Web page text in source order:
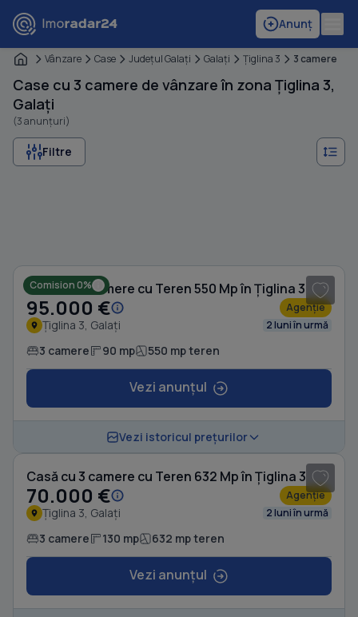
Anunț
Vânzare Case Judeţul Galaţi Galaţi Ţiglina 3 3 camere
Case cu 3 camere de vânzare în zona Țiglina 3,
Galați
(3 anunțuri)
Filtre
Comision 0%
Casă cu 3 camere cu Teren 550 Mp în Țiglina 3
95.000 € Agenție
Țiglina 3, Galați 2 luni în urmă
3 camere 90 mp 550 mp teren
Vezi anunțul
Vezi istoricul prețurilor
Casă cu 3 camere cu Teren 632 Mp în Țiglina 3
70.000 € Agenție
Țiglina 3, Galați 2 luni în urmă
3 camere 130 mp 632 mp teren
Vezi anunțul